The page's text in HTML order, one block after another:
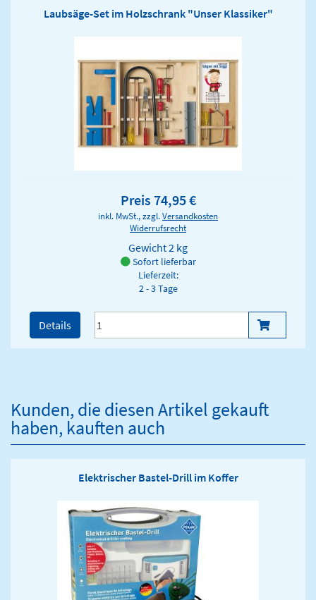
Laubsäge-Set im Holzschrank "Unser Klassiker"
Preis 74,95 €
inkl. MwSt., zzgl.Versandkosten
Widerrufsrecht
Gewicht2 kg
Sofort lieferbar
Lieferzeit:
2 - 3 Tage
Details
Kunden, die diesen Artikel gekauft
haben, kauften auch
Elektrischer Bastel-Drill im Koffer